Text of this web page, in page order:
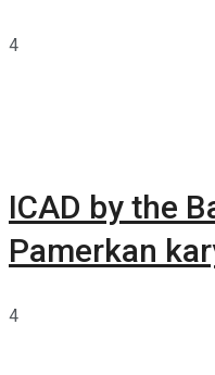
4
ICAD by the
Pamerkan
4